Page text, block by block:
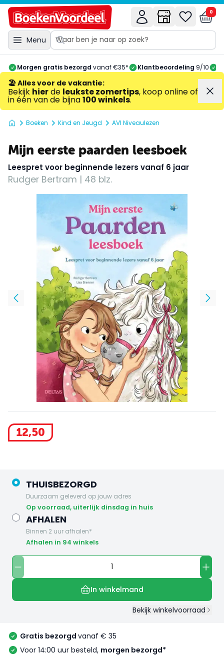
Menu
0
Morgen gratis bezorgd vanaf €35* Klantbeoordeling 9/10
🏖️ Alles voor de vakantie:
Bekijk hierde leukste zomertips, koop online of
in één van de bijna100 winkels.
Boeken Kind en Jeugd AVI Niveaulezen
Mijn eerste paarden leesboek
Leespret voor beginnende lezers vanaf 6 jaar
Rudger Bertram | 48 blz.
12,50
THUISBEZORGD
Duurzaam geleverd op jouw adres
op voorraad, uiterlijk dinsdag in huis
AFHALEN
Binnen 2 uur afhalen*
Afhalen in 94 winkels
In winkelmand
Bekijk winkelvoorraad
Gratis bezorgd vanaf € 35
Voor 14:00 uur besteld, morgen bezorgd*